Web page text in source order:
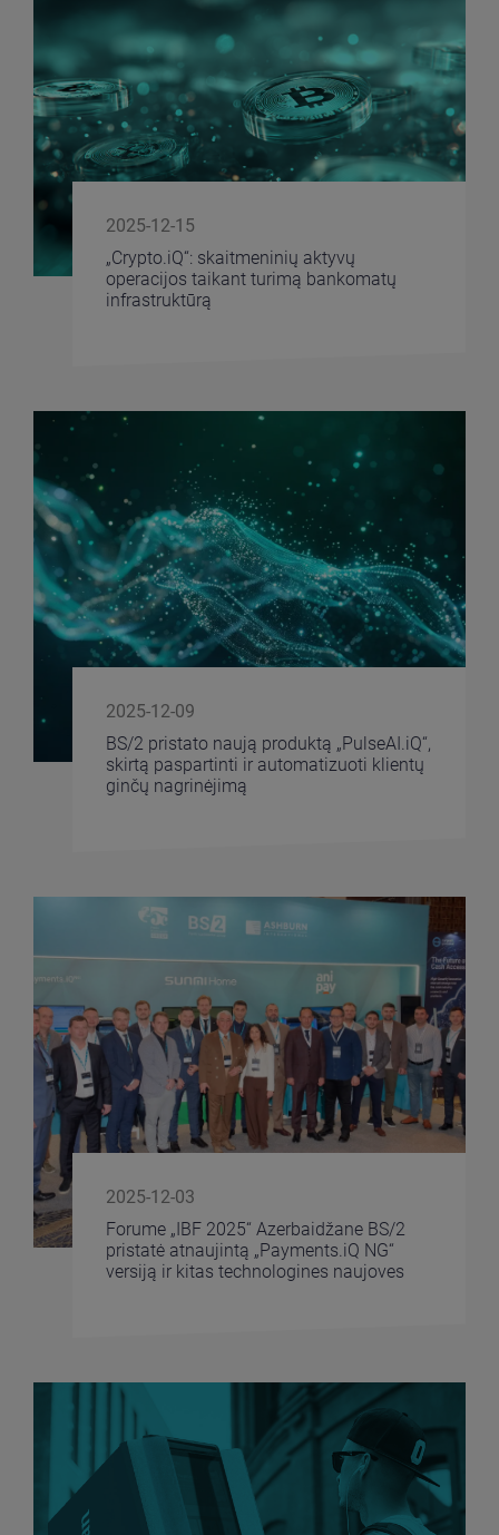
2025-12-15
„Crypto.iQ“: skaitmeninių aktyvų
operacijos taikant turimą bankomatų
infrastruktūrą
2025-12-09
BS/2 pristato naują produktą „PulseAI.iQ“,
skirtą paspartinti ir automatizuoti klientų
ginčų nagrinėjimą
2025-12-03
Forume „IBF 2025“ Azerbaidžane BS/2
pristatė atnaujintą „Payments.iQ NG“
versiją ir kitas technologines naujoves